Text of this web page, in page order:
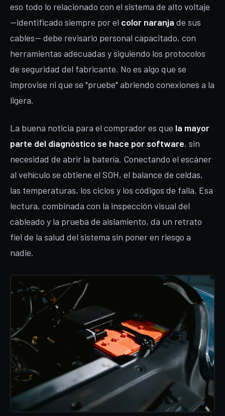
eso todo lo relacionado con el sistema de alto voltaje
—identificado siempre por el color naranja de sus
cables— debe revisarlo personal capacitado, con
herramientas adecuadas y siguiendo los protocolos
de seguridad del fabricante. No es algo que se
improvise ni que se "pruebe" abriendo conexiones a la
ligera.
La buena noticia para el comprador es que la mayor
parte del diagnóstico se hace por software, sin
necesidad de abrir la batería. Conectando el escáner
al vehículo se obtiene el SOH, el balance de celdas,
las temperaturas, los ciclos y los códigos de falla. Esa
lectura, combinada con la inspección visual del
cableado y la prueba de aislamiento, da un retrato
fiel de la salud del sistema sin poner en riesgo a
nadie.